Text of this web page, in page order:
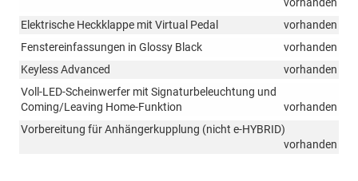
Elektrische Heckklappe mit Virtual Pedal
vorhanden
Fenstereinfassungen in Glossy Black
vorhanden
Keyless Advanced
vorhanden
Voll-LED-Scheinwerfer mit Signaturbeleuchtung und
Coming/Leaving Home-Funktion
vorhanden
Vorbereitung für Anhängerkupplung (nicht e-HYBRID)
vorhanden